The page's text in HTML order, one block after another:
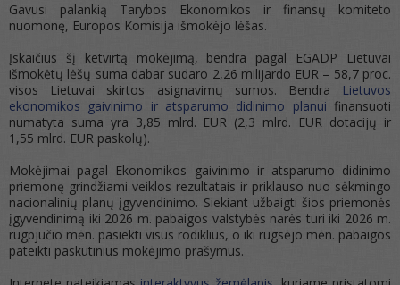
Gavusi palankią Tarybos Ekonomikos ir finansų komiteto
nuomonę, Europos Komisija išmokėjo lėšas.
Įskaičius šį ketvirtą mokėjimą, bendra pagal EGADP Lietuvai
išmokėtų lėšų suma dabar sudaro 2,26 milijardo EUR – 58,7 proc.
visos Lietuvai skirtos asignavimų sumos. Bendra
Lietuvos
ekonomikos gaivinimo ir atsparumo didinimo planui finansuoti
numatyta suma yra 3,85 mlrd. EUR (2,3 mlrd. EUR dotacijų ir
1,55 mlrd. EUR paskolų).
Mokėjimai pagal Ekonomikos gaivinimo ir atsparumo didinimo
priemonę grindžiami veiklos rezultatais ir priklauso nuo sėkmingo
nacionalinių planų įgyvendinimo. Siekiant užbaigti šios priemonės
įgyvendinimą iki 2026 m. pabaigos valstybės narės turi iki 2026 m.
rugpjūčio mėn. pasiekti visus rodiklius, o iki rugsėjo mėn. pabaigos
pateikti paskutinius mokėjimo prašymus.